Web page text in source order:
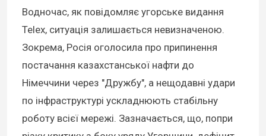
Водночас, як повідомляє угорське видання
Telex, ситуація залишається невизначеною.
Зокрема, Росія оголосила про припинення
постачання казахстанської нафти до
Німеччини через "Дружбу", а нещодавні удари
по інфраструктурі ускладнюють стабільну
роботу всієї мережі. Зазначається, що, попри